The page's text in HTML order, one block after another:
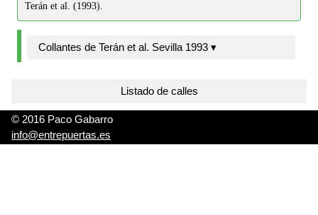
Terán et al. (1993).
Collantes de Terán et al. Sevilla 1993 ▾
Listado de calles
© 2016 Paco Gabarro
info@entrepuertas.es